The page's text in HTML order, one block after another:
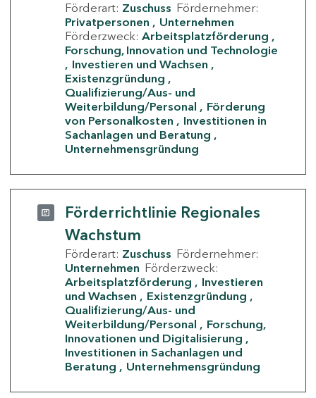
Förderart: Zuschuss Fördernehmer:
Privatpersonen
Unternehmen
Förderzweck: Arbeitsplatzförderung
Forschung, Innovation und Technologie
Investieren und Wachsen
Existenzgründung
Qualifizierung/Aus- und
Weiterbildung/Personal
Förderung
von Personalkosten
Investitionen in
Sachanlagen und Beratung
Unternehmensgründung
Förderrichtlinie Regionales
Wachstum
Förderart: Zuschuss Fördernehmer:
Unternehmen Förderzweck:
Arbeitsplatzförderung
Investieren
und Wachsen
Existenzgründung
Qualifizierung/Aus- und
Weiterbildung/Personal
Forschung,
Innovationen und Digitalisierung
Investitionen in Sachanlagen und
Beratung
Unternehmensgründung